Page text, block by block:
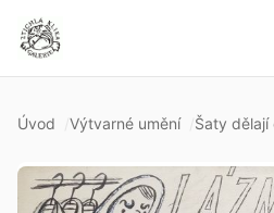
Úvod Výtvarné umění Šaty dělají